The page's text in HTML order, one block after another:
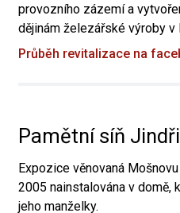
provozního zázemí a
dějinám železářské výroby v
Průběh revitalizace na
Pamětní síň
Expozice věnovaná
2005 nainstalována v domě,
jeho manželky.